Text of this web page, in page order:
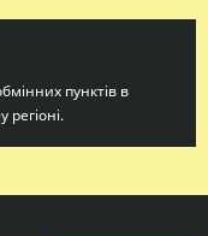
пунктів в
регіоні.